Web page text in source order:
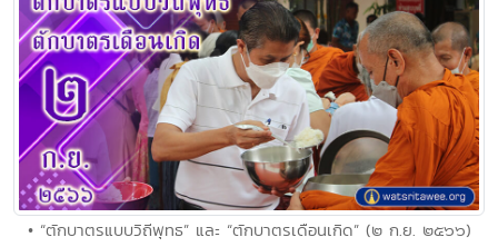
• “ตักบาตรแบบวิถีพุทธ” และ “ตักบาตรเดือนเกิด” (๒ ก.ย. ๒๕๖๖)